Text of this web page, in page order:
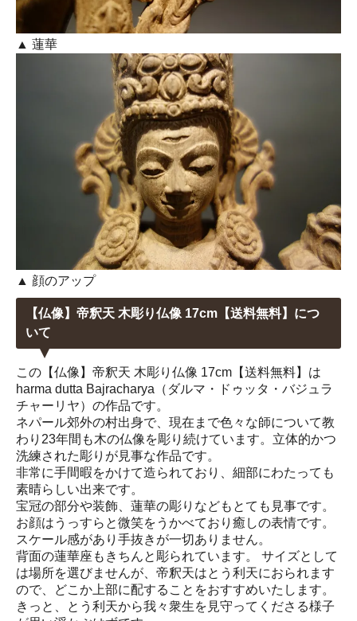
▲ 蓮華
▲ 顔のアップ
【仏像】帝釈天 木彫り仏像 17cm【送料無料】につ
いて
この【仏像】帝釈天 木彫り仏像 17cm【送料無料】は
harma dutta Bajracharya（ダルマ・ドゥッタ・バジュラ
チャーリヤ）の作品です。
ネパール郊外の村出身で、現在まで色々な師について教
わり23年間も木の仏像を彫り続けています。立体的かつ
洗練された彫りが見事な作品です。
非常に手間暇をかけて造られており、細部にわたっても
素晴らしい出来です。
宝冠の部分や装飾、蓮華の彫りなどもとても見事です。
お顔はうっすらと微笑をうかべており癒しの表情です。
スケール感があり手抜きが一切ありません。
背面の蓮華座もきちんと彫られています。 サイズとして
は場所を選びませんが、帝釈天はとう利天におられます
ので、どこか上部に配することをおすすめいたします。
きっと、とう利天から我々衆生を見守ってくださる様子